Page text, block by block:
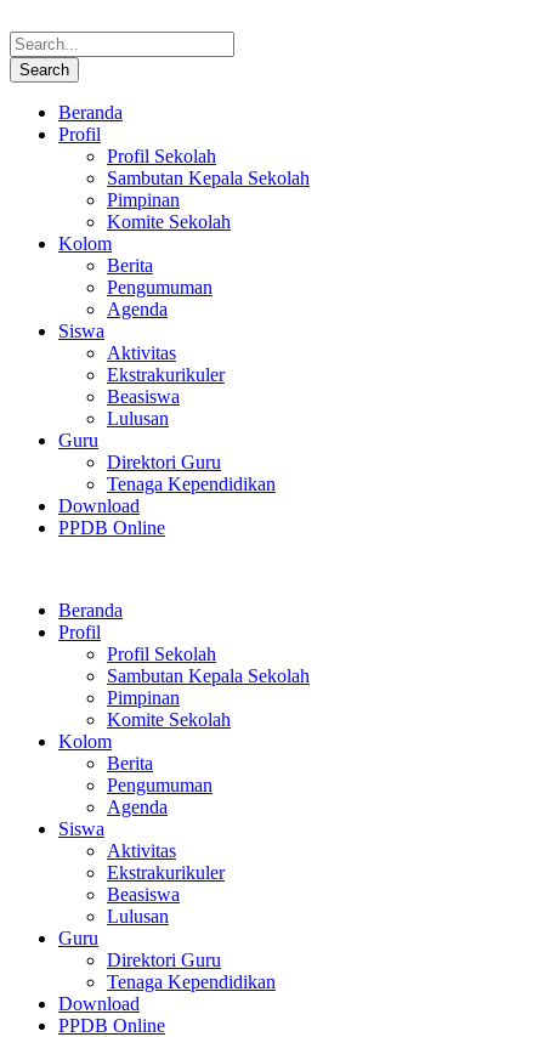
Beranda
Profil
Profil Sekolah
Sambutan Kepala Sekolah
Pimpinan
Komite Sekolah
Kolom
Berita
Pengumuman
Agenda
Siswa
Aktivitas
Ekstrakurikuler
Beasiswa
Lulusan
Guru
Direktori Guru
Tenaga Kependidikan
Download
PPDB Online
Beranda
Profil
Profil Sekolah
Sambutan Kepala Sekolah
Pimpinan
Komite Sekolah
Kolom
Berita
Pengumuman
Agenda
Siswa
Aktivitas
Ekstrakurikuler
Beasiswa
Lulusan
Guru
Direktori Guru
Tenaga Kependidikan
Download
PPDB Online